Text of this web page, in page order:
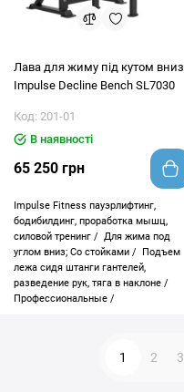
Лава для жиму під кутом вниз
Impulse Decline Bench SL7030
Код: 201-01
В наявності
65 250 грн
Impulse Fitness пауэрлифтинг,
бодибилдинг, проработка мышц,
силовой тренинг / Для жима под
углом вниз; Со стойками /
Подъем
лежа сидя штанги гантелей,
разведение рук, тяга в наклоне /
Профессиональные /
1 2 3